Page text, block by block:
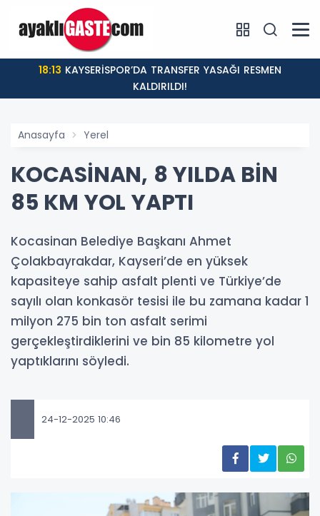
18:13
KALDIRILDI!
Anasayfa Yerel
KOCASİNAN, 8 YILDA BİN
85 KM YOL YAPTI
Kocasinan Belediye Başkanı Ahmet
Çolakbayrakdar, Kayseri’de en yüksek
kapasiteye sahip asfalt plenti ve Türkiye’de
sayılı olan konkasör tesisi ile bu zamana kadar 1
milyon 275 bin ton asfalt serimi
gerçekleştirdiklerini ve bin 85 kilometre yol
yaptıklarını söyledi.
24-12-2025 10:46